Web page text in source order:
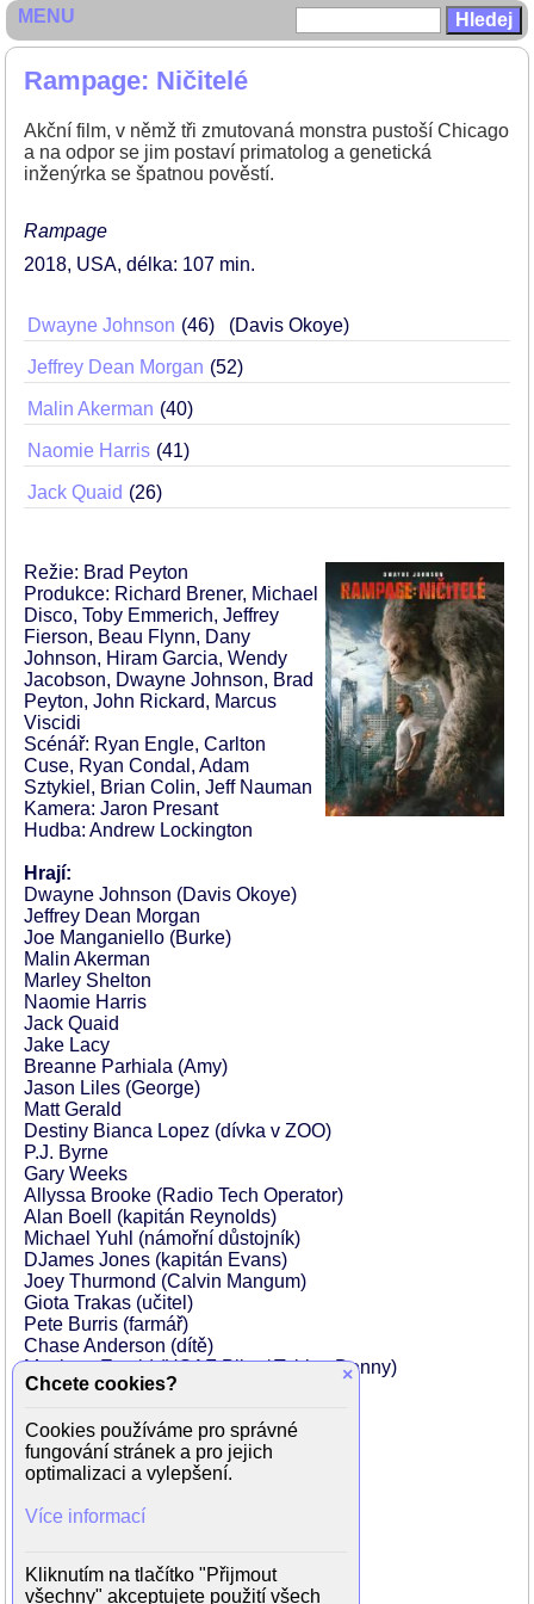
Rampage: Ničitelé
Akční film, v němž tři zmutovaná monstra pustoší Chicago
a na odpor se jim postaví primatolog a genetická
inženýrka se špatnou pověstí.
Rampage
2018 USA délka: 107 min
Dwayne Johnson 46 (Davis Okoye)
Jeffrey Dean Morgan 52
Malin Akerman 40
Naomie Harris 41
Jack Quaid 26
Režie: Brad Peyton
Produkce: Richard Brener, Michael
Disco, Toby Emmerich, Jeffrey
Fierson, Beau Flynn, Dany
Johnson, Hiram Garcia, Wendy
Jacobson, Dwayne Johnson, Brad
Peyton, John Rickard, Marcus
Viscidi
Scénář: Ryan Engle, Carlton
Cuse, Ryan Condal, Adam
Sztykiel, Brian Colin, Jeff Nauman
Kamera: Jaron Presant
Hudba: Andrew Lockington
Hrají:
Dwayne Johnson (Davis Okoye)
Jeffrey Dean Morgan
Joe Manganiello (Burke)
Malin Akerman
Marley Shelton
Naomie Harris
Jack Quaid
Jake Lacy
Breanne Parhiala (Amy)
Jason Liles (George)
Matt Gerald
Destiny Bianca Lopez (dívka v ZOO)
P.J. Byrne
Gary Weeks
Allyssa Brooke (Radio Tech Operator)
Alan Boell (kapitán Reynolds)
Michael Yuhl (námořní důstojník)
DJames Jones (kapitán Evans)
Joey Thurmond (Calvin Mangum)
Giota Trakas (učitel)
Pete Burris (farmář)
Chase Anderson (dítě)
Matthew Ewald (USAF Pilot / Tobias Denny)
David Dunston (agent)
Timothy Carr (žoldák)
Steven Dutton (vojenský důstojník)
John Gettier (člen SWAT týmu)
Tahseen Ghauri (laboratorní technik)
Adam Mengerink (policejní úředník)
MENU
×
Chcete cookies?
Cookies používáme pro správné
fungování stránek a pro jejich
optimalizaci a vylepšení.
Více informací
Kliknutím na tlačítko "Přijmout
všechny" akceptujete použití všech